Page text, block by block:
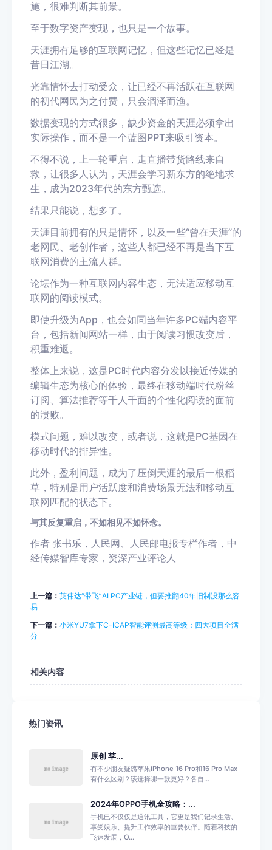
施，很难判断其前景。
至于数字资产变现，也只是一个故事。
天涯拥有足够的互联网记忆，但这些记忆已经是
昔日江湖。
光靠情怀去打动受众，让已经不再活跃在互联网
的初代网民为之付费，只会涸泽而渔。
数据变现的方式很多，缺少资金的天涯必须拿出
实际操作，而不是一个蓝图PPT来吸引资本。
不得不说，上一轮重启，走直播带货路线来自
救，让很多人认为，天涯会学习新东方的绝地求
生，成为2023年代的东方甄选。
结果只能说，想多了。
天涯目前拥有的只是情怀，以及一些“曾在天涯”的
老网民、老创作者，这些人都已经不再是当下互
联网消费的主流人群。
论坛作为一种互联网内容生态，无法适应移动互
联网的阅读模式。
即使升级为App，也会如同当年许多PC端内容平
台，包括新闻网站一样，由于阅读习惯改变后，
积重难返。
整体上来说，这是PC时代内容分发以接近传媒的
编辑生态为核心的体验，最终在移动端时代粉丝
订阅、算法推荐等千人千面的个性化阅读的面前
的溃败。
模式问题，难以改变，或者说，这就是PC基因在
移动时代的排异性。
此外，盈利问题，成为了压倒天涯的最后一根稻
草，特别是用户活跃度和消费场景无法和移动互
联网匹配的状态下。
与其反复重启，不如相见不如怀念。
作者 张书乐，人民网、人民邮电报专栏作者，中
经传媒智库专家，资深产业评论人
上一篇： 英伟达“带飞”AI PC产业链，但要推翻40年旧制没那么容
易
下一篇： 小米YU7拿下C-ICAP智能评测最高等级：四大项目全满
分
相关内容
热门资讯
原创 苹...
有不少朋友疑惑苹果iPhone 16 Pro和16 Pro Max
有什么区别？该选择哪一款更好？各自...
2024年OPPO手机全攻略：...
手机已不仅仅是通讯工具，它更是我们记录生活、
享受娱乐、提升工作效率的重要伙伴。随着科技的
飞速发展，O...